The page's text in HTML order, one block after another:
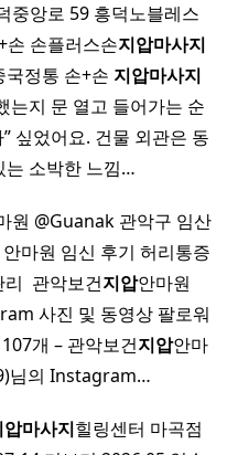
중앙로 59 흥덕노블레스
손 손플러스손지압마사지
정통 손+손 지압마사지
는지 문 열고 들어가는 순
싶었어요. 건물 외관은 동
는 소박한 느낌…
원 @Guanak 관악구 임산
마원 임신 후기 허리통증
관악보건지압안마원
사진 및 동영상 팔로워
개 – 관악보건지압안마
님의 Instagram…
압마사지힐링센터 마곡점